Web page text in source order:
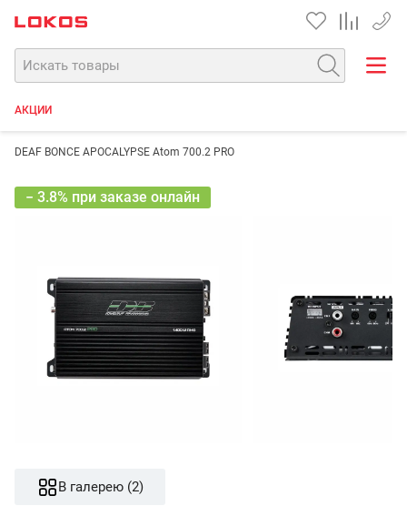
+7
АКЦИИ
DEAF BONCE APOCALYPSE Atom 700.2 PRO
− 3.8% при заказе онлайн
В галерею (2)